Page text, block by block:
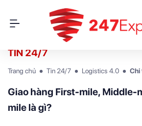
TIN 24/7
Trang chủ Tin 24/7 Logistics 4.0 Chi
Giao hàng First-mile, Middle-
mile là gì?